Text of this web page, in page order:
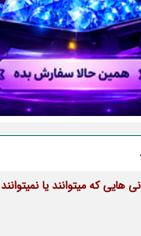
هایی که میتوانند یا